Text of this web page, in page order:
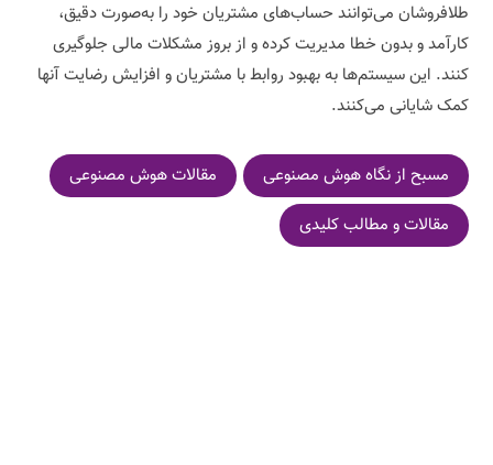
طلافروشان می‌توانند حساب‌های مشتریان خود را به‌صورت دقیق،
کارآمد و بدون خطا مدیریت کرده و از بروز مشکلات مالی جلوگیری
کنند. این سیستم‌ها به بهبود روابط با مشتریان و افزایش رضایت آنها
کمک شایانی می‌کنند.
مسبح از نگاه هوش مصنوعی
مقالات هوش مصنوعی
مقالات و مطالب کلیدی